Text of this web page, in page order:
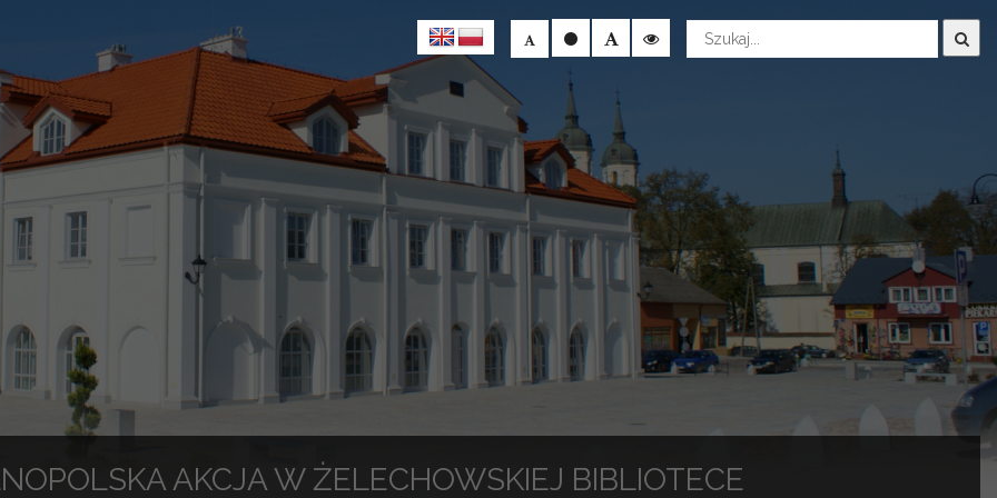
Wyszukaj
AKCJA W ŻELECHOWSKIEJ BIBLIOTECE